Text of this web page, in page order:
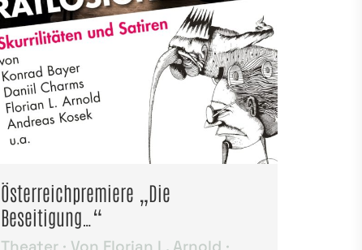
Österreichpremiere „Die
Beseitigung…“